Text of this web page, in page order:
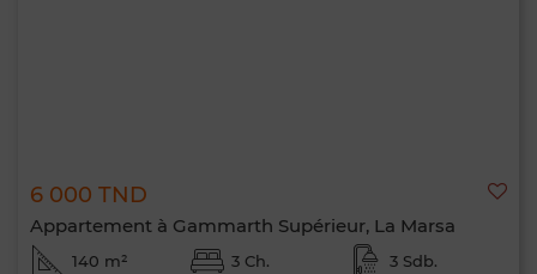
6 000 TND
Appartement à Gammarth Supérieur, La Marsa
140 m² 3 Ch. 3 Sdb.